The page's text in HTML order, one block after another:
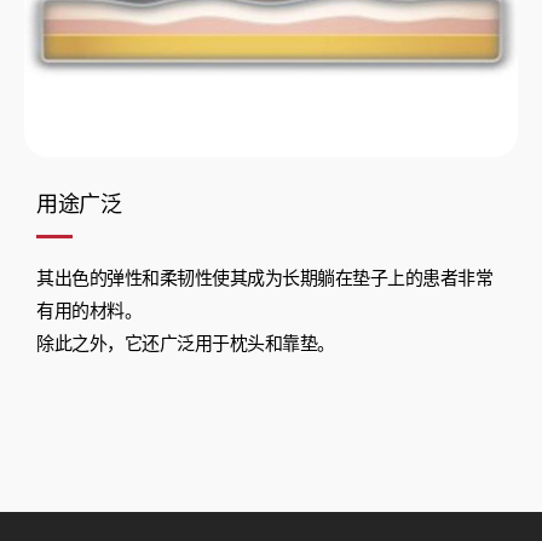
用途广泛
其出色的弹性和柔韧性使其成为长期躺在垫子上的患者非常
有用的材料。
除此之外，它还广泛用于枕头和靠垫。